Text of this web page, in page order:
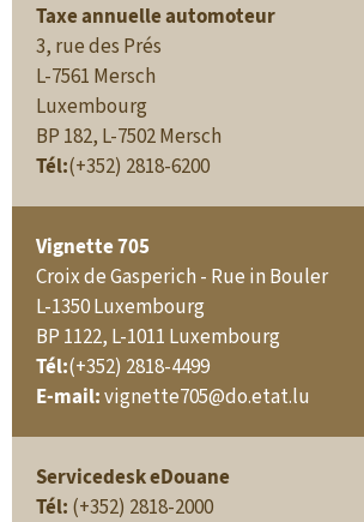
Taxe annuelle automoteur
3, rue des Prés
L-7561 Mersch
Luxembourg
BP 182, L-7502 Mersch
Tél:(+352) 2818-6200
Vignette 705
Croix de Gasperich - Rue in Bouler
L-1350 Luxembourg
BP 1122, L-1011 Luxembourg
Tél:(+352) 2818-4499
E-mail:vignette705@do.etat.lu
Servicedesk eDouane
Tél: (+352) 2818-2000